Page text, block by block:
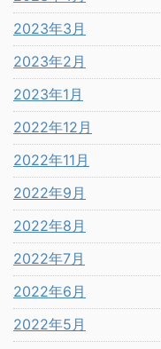
2023年3月
2023年2月
2023年1月
2022年12月
2022年11月
2022年9月
2022年8月
2022年7月
2022年6月
2022年5月